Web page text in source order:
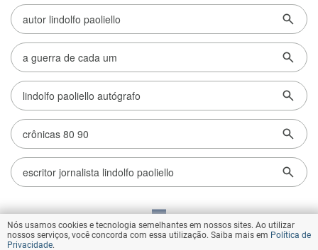
VOLTAR AO TOPO
Nós usamos cookies e tecnologia semelhantes em nossos sites. Ao utilizar
nossos serviços, você concorda com essa utilização. Saiba mais em Política de
Privacidade.